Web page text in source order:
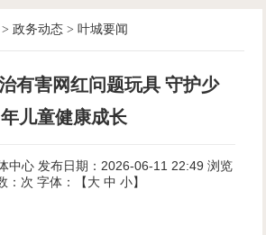
>政务动态 >叶城要闻
有害网红问题玩具 守护少
年儿童健康成长
中心 发布日期：2026-06-11 22:49 浏览
： 次 字体：【大 中 小】